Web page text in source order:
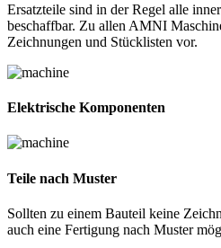
Ersatzteile sind in der Regel alle
beschaffbar. Zu allen AMNI
Zeichnungen und Stücklisten vor.
Elektrische Komponenten
Teile nach Muster
Sollten zu einem Bauteil keine
auch eine Fertigung nach Muster